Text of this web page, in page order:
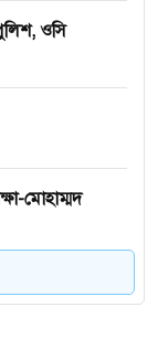
ওসি
মোহাম্মদ
উল্টে ৭ নিহত,